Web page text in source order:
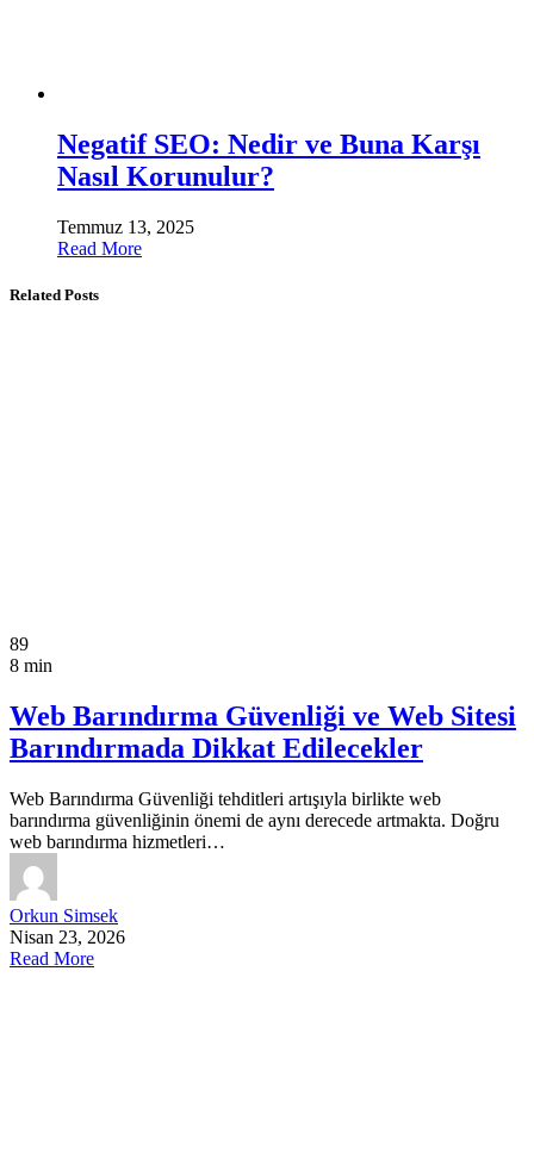
Negatif SEO: Nedir ve Buna Karşı
Nasıl Korunulur?
Temmuz 13, 2025
Read More
Related Posts
89
8 min
Web Barındırma Güvenliği ve Web Sitesi
Barındırmada Dikkat Edilecekler
Web Barındırma Güvenliği tehditleri artışıyla birlikte web
barındırma güvenliğinin önemi de aynı derecede artmakta. Doğru
web barındırma hizmetleri…
Orkun Simsek
Nisan 23, 2026
Read More